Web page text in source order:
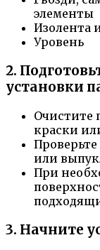
элементы
Изолента
Уровень
2.
установки
Очистите
краски
или
При
3. Начните